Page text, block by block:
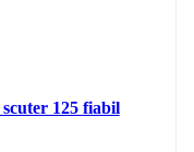
125 fiabil